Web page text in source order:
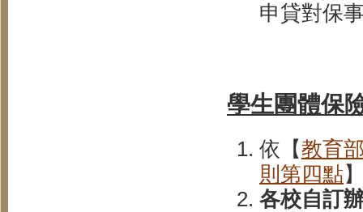
申貸對保
學生團體保
依【教育
則第四點
各校自訂